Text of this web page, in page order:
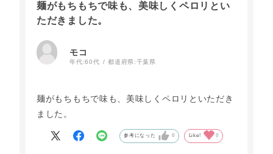
麺がもちもちで味も、美味しくペロリとい
ただきました。
モコ
年代:60代 都道府県:千葉県
麺がもちもちで味も、美味しくペロリといただき
ました。
参考になった 0 Like! 0